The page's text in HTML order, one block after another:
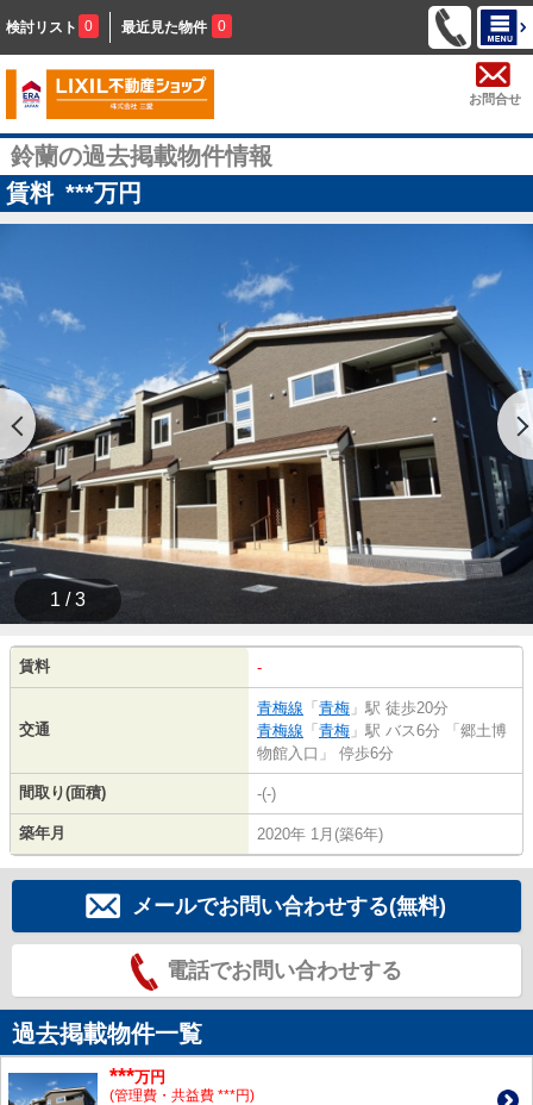
検討リスト 0 最近見た物件 0
お問合せ
鈴蘭の過去掲載物件情報
賃料 ***万円
1 / 3
賃料 -
交通
青梅線 「青梅 」駅 徒歩20分
青梅線 「青梅 」駅 バス6分 「郷土博
物館入口」 停歩6分
間取り(面積) -(-)
築年月 2020年 1月(築6年)
メールでお問い合わせする(無料)
電話でお問い合わせする
過去掲載物件一覧
***万円
(管理費・共益費 ***円)